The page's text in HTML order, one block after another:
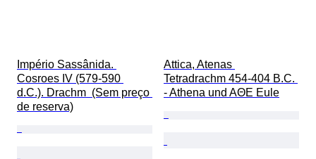
Império Sassânida.
Cosroes IV (579-590
d.C.). Drachm  (Sem preço
de reserva)
Attica, Atenas
Tetradrachm 454-404 B.C.
- Athena und AΘE Eule